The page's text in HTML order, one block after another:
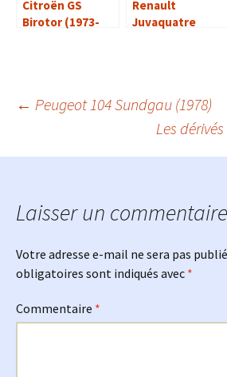
Citroën GS
Birotor (1973-
Renault
Juvaquatre
Navigation
des
articles
← Peugeot 104 Sundgau (1978)
Les
Laisser un commentaire
Votre adresse e-mail ne sera pas
obligatoires sont indiqués avec *
Commentaire *